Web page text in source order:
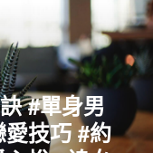
#單身男
技巧 #約